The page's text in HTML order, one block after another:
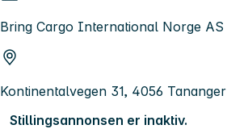
Bring Cargo International Norge AS
Kontinentalvegen 31, 4056 Tananger
Stillingsannonsen er inaktiv.